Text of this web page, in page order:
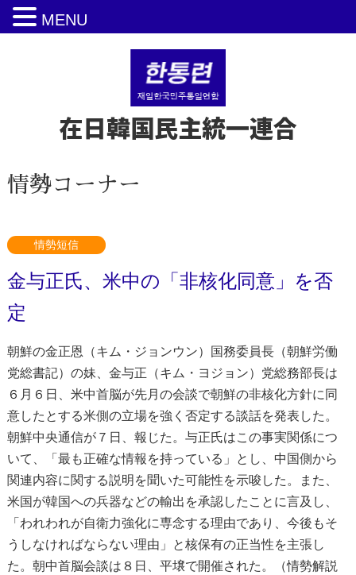
在日韓国民主統一連合
情勢コーナー
情勢短信
金与正氏、米中の「非核化同意」を否
定
朝鮮の金正恩（キム・ジョンウン）国務委員長（朝鮮労働
党総書記）の妹、金与正（キム・ヨジョン）党総務部長は
６月６日、米中首脳が先月の会談で朝鮮の非核化方針に同
意したとする米側の立場を強く否定する談話を発表した。
朝鮮中央通信が７日、報じた。与正氏はこの事実関係につ
いて、「最も正確な情報を持っている」とし、中国側から
関連内容に関する説明を聞いた可能性を示唆した。また、
米国が韓国への兵器などの輸出を承認したことに言及し、
「われわれが自衛力強化に専念する理由であり、今後もそ
うしなければならない理由」と核保有の正当性を主張し
た。朝中首脳会談は８日、平壌で開催された。（情勢解説
MENU